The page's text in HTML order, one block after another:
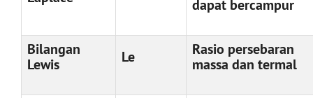
dapat bercampur
Bilangan
Lewis
Le
Rasio persebaran
massa dan termal